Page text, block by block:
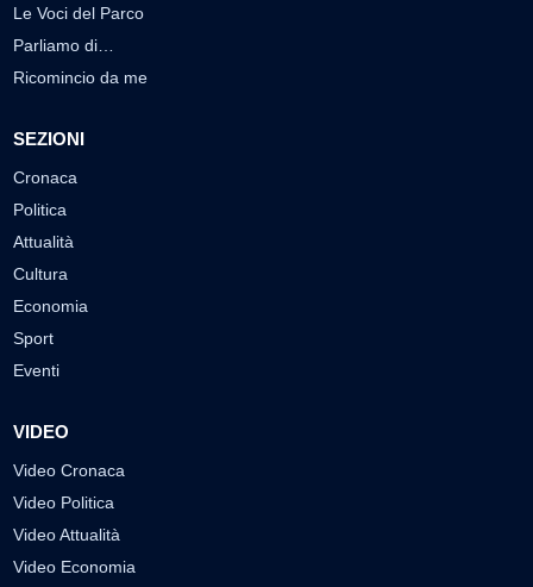
Le Voci del Parco
Parliamo di…
Ricomincio da me
SEZIONI
Cronaca
Politica
Attualità
Cultura
Economia
Sport
Eventi
VIDEO
Video Cronaca
Video Politica
Video Attualità
Video Economia